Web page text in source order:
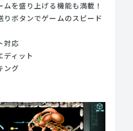
を盛り上げる機能も満載！
りボタンでゲームのスピード
対応
ディット
ング